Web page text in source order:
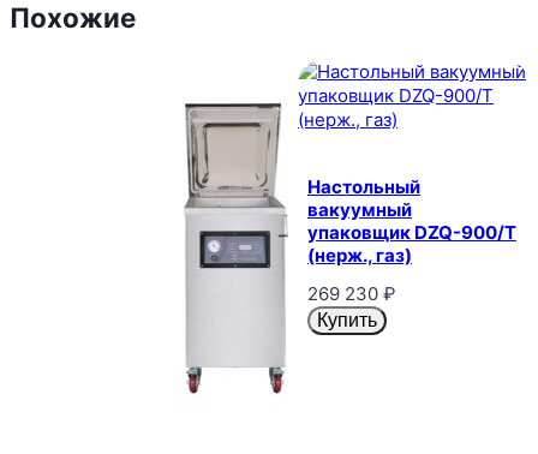
Похожие
Настольный
вакуумный
упаковщик DZQ-900/T
(нерж., газ)
269 230 ₽
Купить